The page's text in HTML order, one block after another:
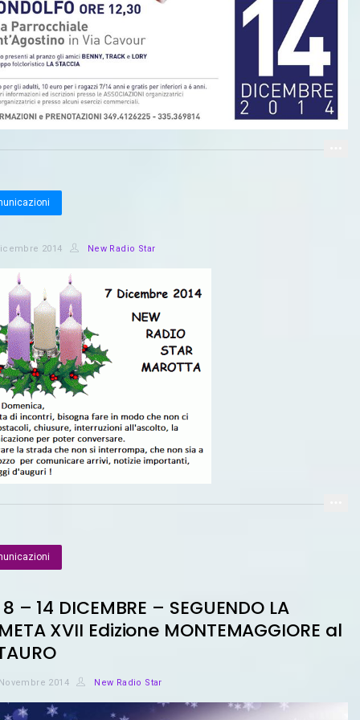
2014 New Radio Star
– 14 DICEMBRE – SEGUENDO LA
XVII Edizione MONTEMAGGIORE al
2014 New Radio Star